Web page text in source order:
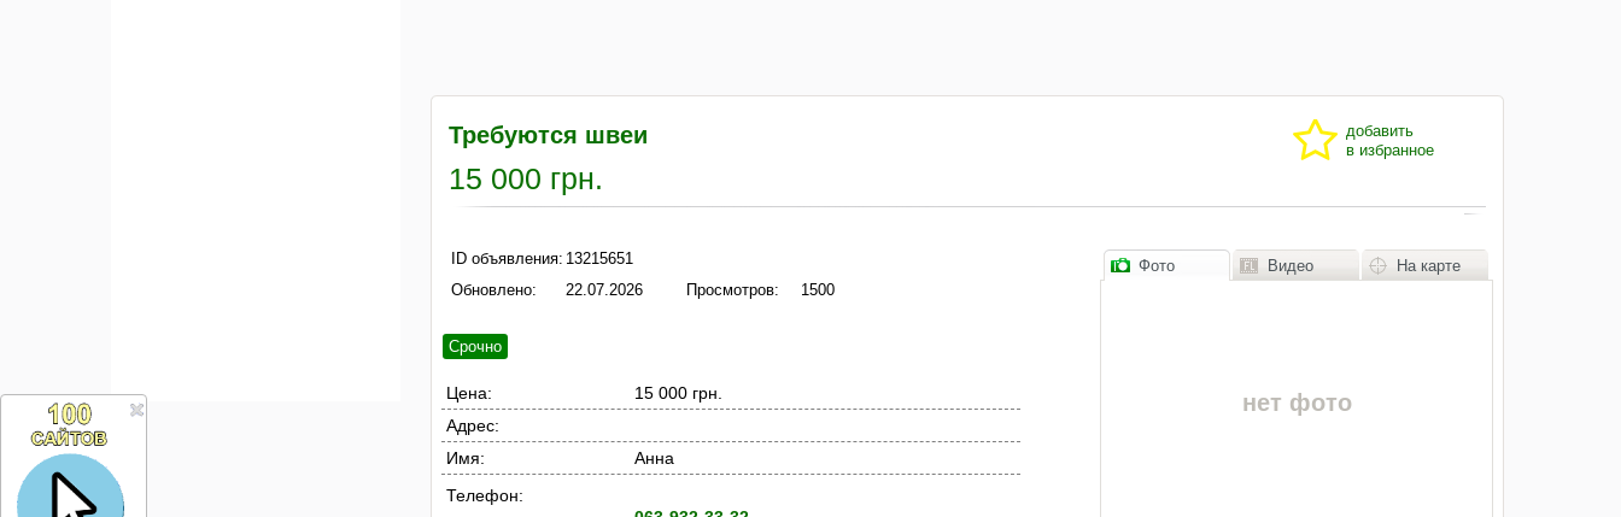
Требуются швеи
добавить
в избранное
15 000 грн.
ID объявления: 13215651
Обновлено:
22.07.2026 Просмотров: 1500
Срочно
Цена:
15 000 грн.
Адрес:
Имя:
Анна
Телефон:
Фото Видео На карте
нет фото